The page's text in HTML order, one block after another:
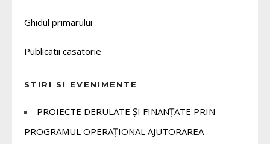
Ghidul primarului
Publicatii casatorie
STIRI SI EVENIMENTE
PROIECTE DERULATE ȘI FINANȚATE PRIN
PROGRAMUL OPERAȚIONAL AJUTORAREA